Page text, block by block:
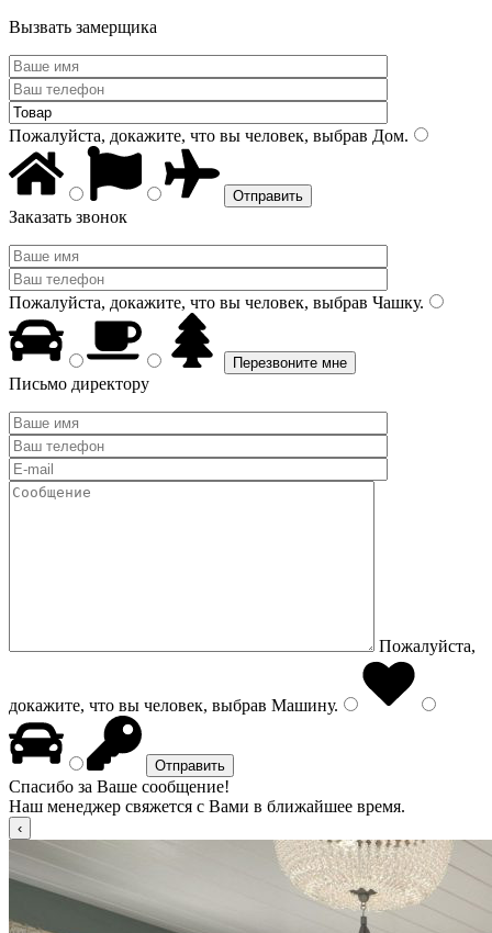
Вызвать замерщика
Пожалуйста, докажите, что вы человек, выбрав Дом.
Заказать звонок
Пожалуйста, докажите, что вы человек, выбрав Чашку.
Письмо директору
Пожалуйста,
докажите, что вы человек, выбрав Машину.
Спасибо за Ваше сообщение!
Наш менеджер свяжется с Вами в ближайшее время.